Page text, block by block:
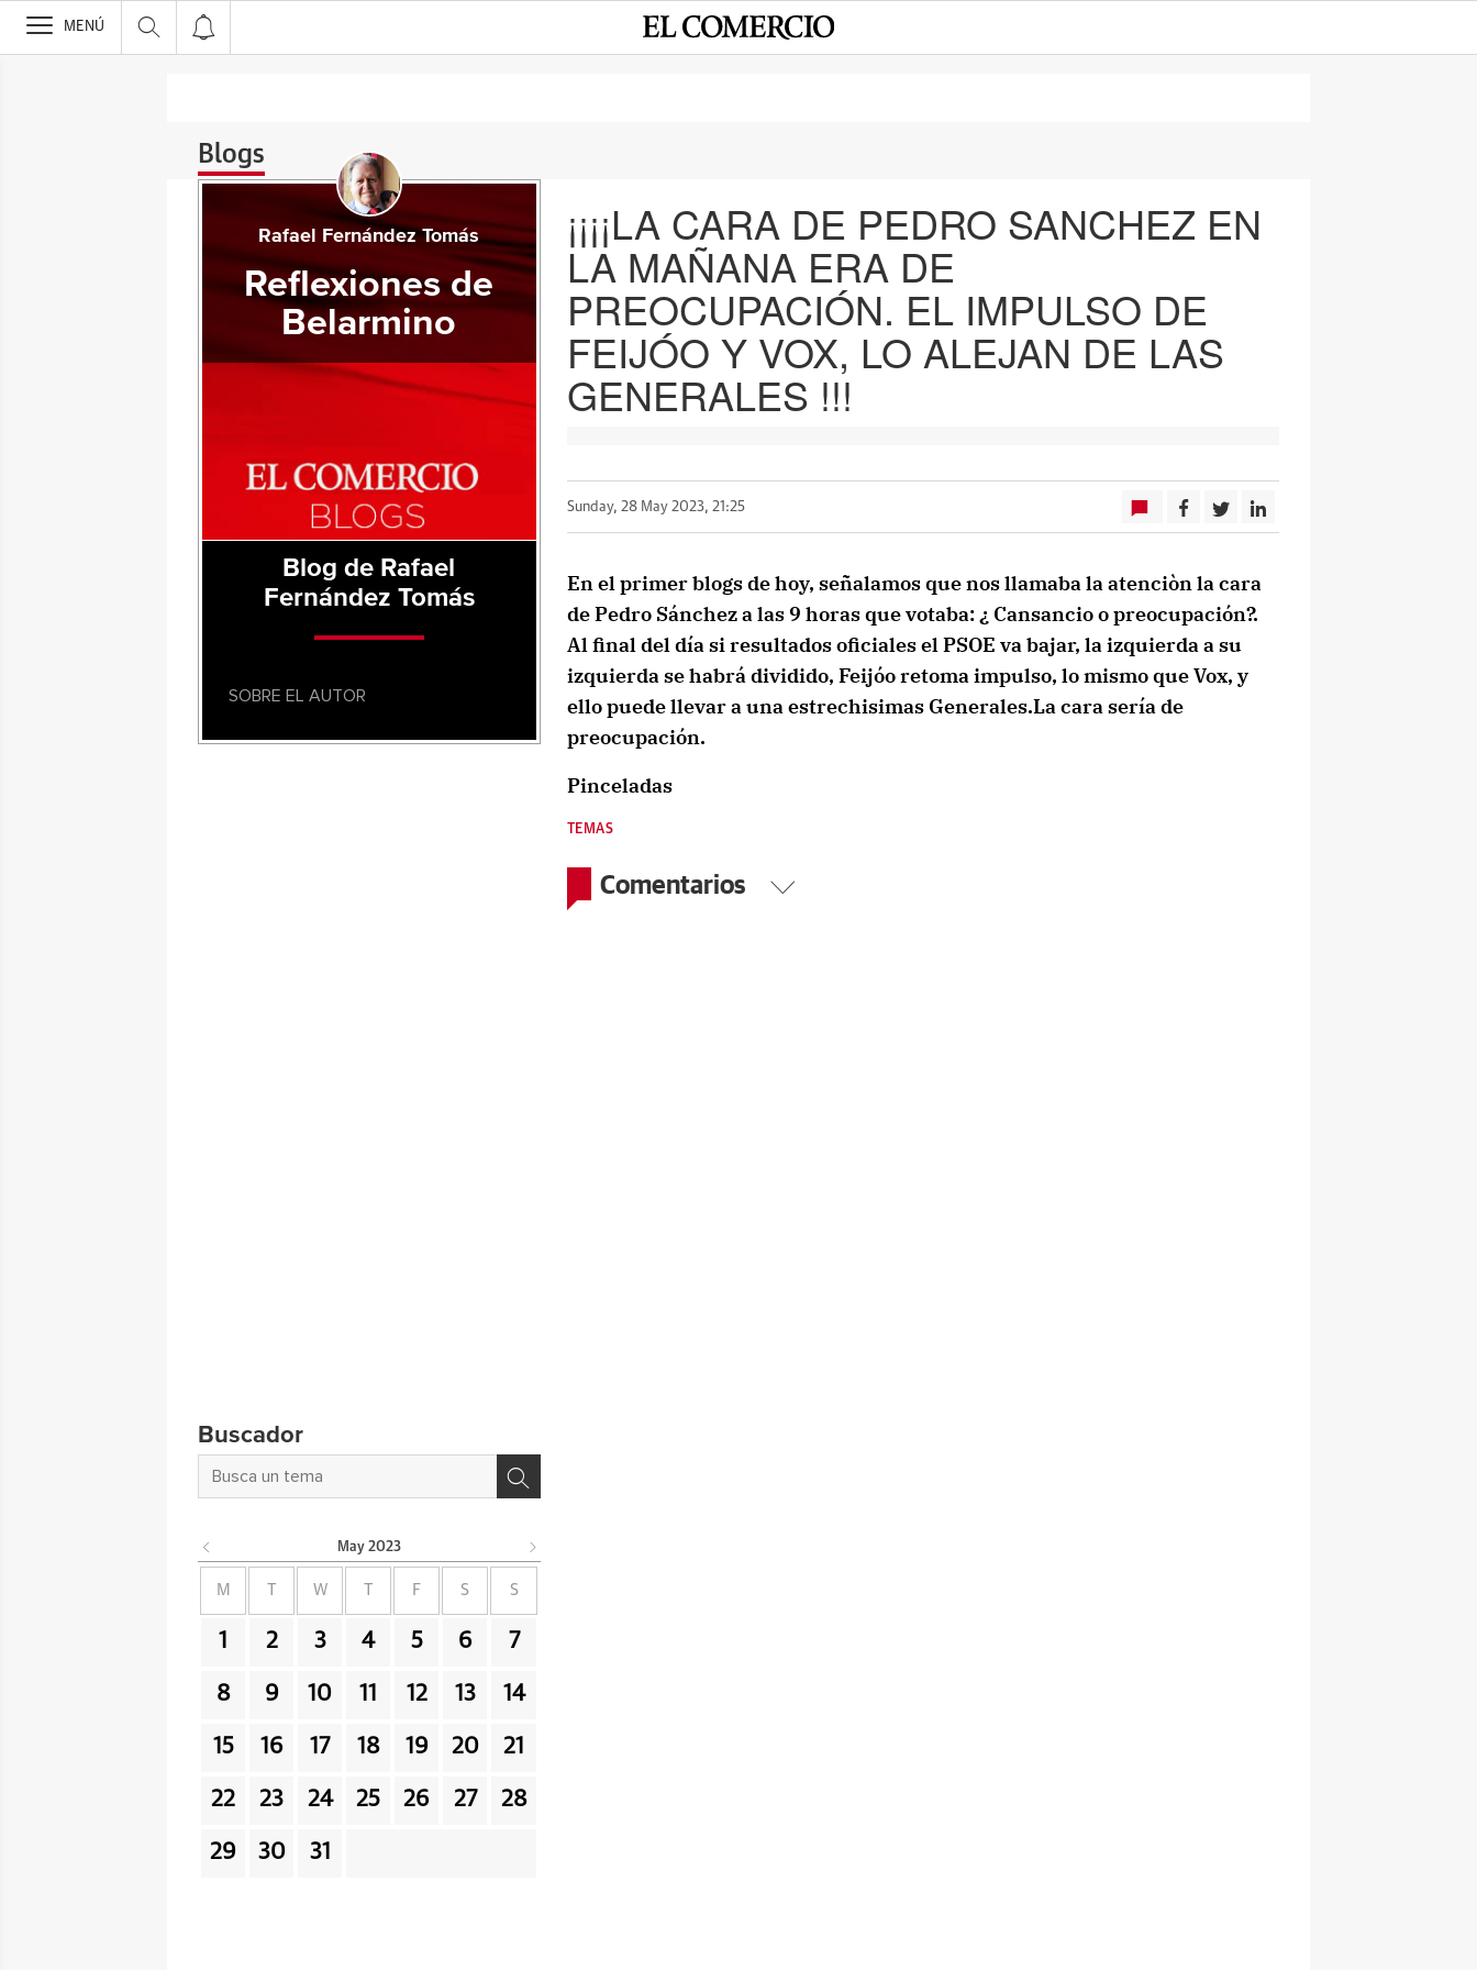
>
MENÚ
Blogs
¡¡¡¡LA CARA DE PEDRO SANCHEZ EN
LA MAÑANA ERA DE
PREOCUPACIÓN. EL IMPULSO DE
FEIJÓO Y VOX, LO ALEJAN DE LAS
GENERALES !!!
Sunday, 28 May 2023, 21:25
En el primer blogs de hoy, señalamos que nos llamaba la atenciòn la cara
de Pedro Sánchez a las 9 horas que votaba: ¿ Cansancio o preocupación?.
Al final del día si resultados oficiales el PSOE va bajar, la izquierda a su
izquierda se habrá dividido, Feijóo retoma impulso, lo mismo que Vox, y
ello puede llevar a una estrechisimas Generales.La cara sería de
preocupación.
Pinceladas
TEMAS
Comentarios
Rafael Fernández Tomás
Reflexiones de
Belarmino
Blog de Rafael
Fernández Tomás
SOBRE EL AUTOR
Buscador
May 2023
M W F S S
1 2 3 4 5 6 7
8 9 10 11 12 13 14
15 16 17 18 19 20 21
22 23 24 25 26 27 28
29 30 31